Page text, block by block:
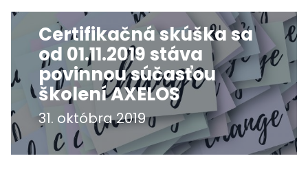
Certifikačná skúška sa
od 01.11.2019 stáva
povinnou súčasťou
školení AXELOS
31. októbra 2019